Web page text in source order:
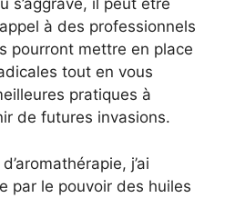
s’aggrave, il peut être
à des professionnels
pourront mettre en place
tout en vous
pratiques à
de futures invasions.
j’ai
par le pouvoir des huiles